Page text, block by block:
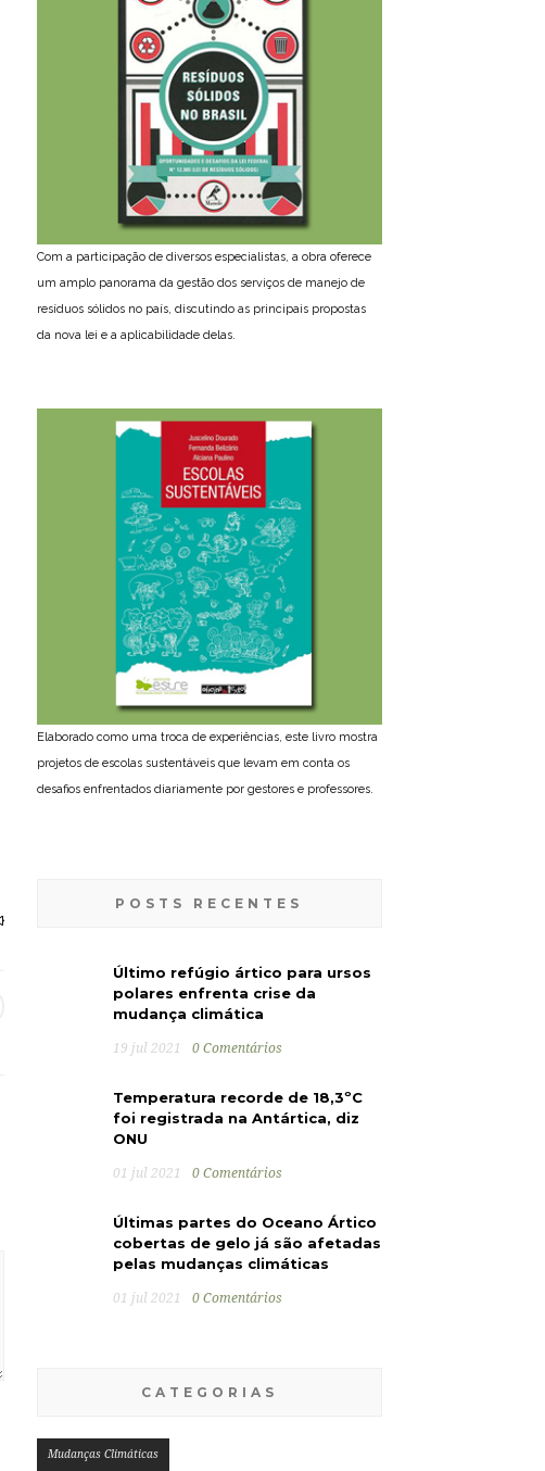
Com a participação de diversos especialistas, a obra oferece
um amplo panorama da gestão dos serviços de manejo de
resíduos sólidos no país, discutindo as principais propostas
da nova lei e a aplicabilidade delas.
Elaborado como uma troca de experiências, este livro mostra
projetos de escolas sustentáveis que levam em conta os
desafios enfrentados diariamente por gestores e professores.
POSTS RECENTES
Último refúgio ártico para ursos
polares enfrenta crise da
mudança climática
19 jul 2021 0 Comentários
Temperatura recorde de 18,3ºC
foi registrada na Antártica, diz
ONU
01 jul 2021 0 Comentários
Últimas partes do Oceano Ártico
cobertas de gelo já são afetadas
pelas mudanças climáticas
01 jul 2021 0 Comentários
CATEGORIAS
Mudanças Climáticas